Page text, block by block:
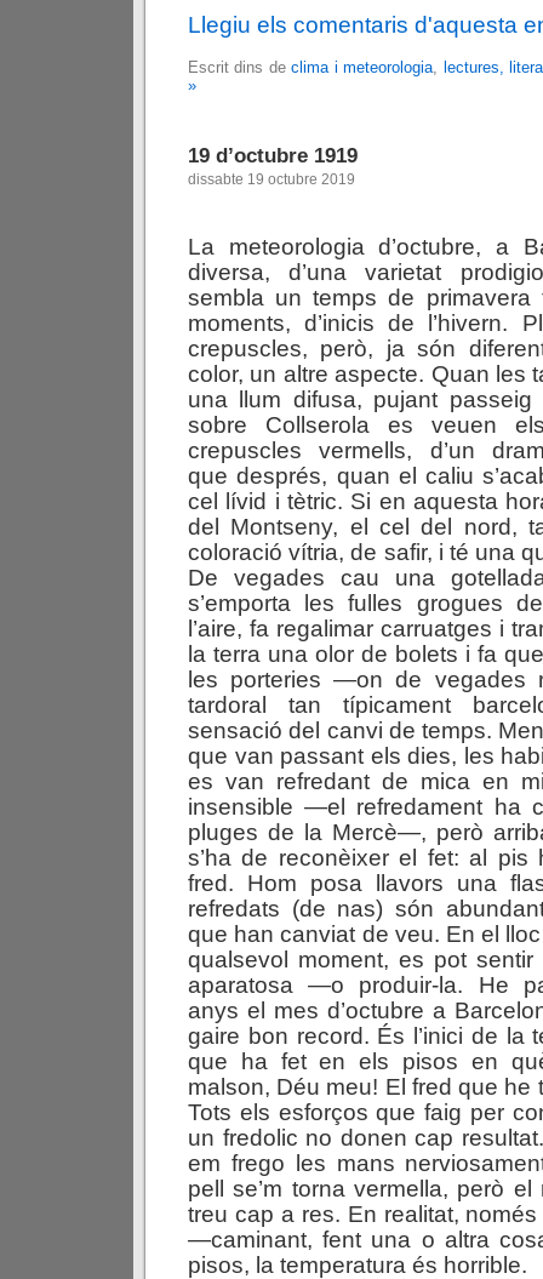
Llegiu els comentaris d'aquesta
Escrit dins declima i meteorologia, lectures,
»
19 d’octubre 1919
dissabte 19 octubre 2019
La meteorologia d’octubre, a
diversa, d’una varietat
sembla un temps de primavera
moments, d’inicis de
crepuscles, però, ja són
color, un altre aspecte. Quan les
una llum difusa, pujant passeig
sobre Collserola es veuen
crepuscles vermells, d’un
que després, quan el caliu
cel lívid i tètric. Si en aquesta
del Montseny, el cel del nord,
coloració vítria, de safir, i té una
De vegades cau una
s’emporta les fulles grogues
l’aire, fa regalimar carruatges i
la terra una olor de bolets i fa
les porteries —on de vegades
tardoral tan típicament
sensació del canvi de temps.
que van passant els dies, les
es van refredant de mica en
insensible —el refredament ha
pluges de la Mercè—, però
s’ha de reconèixer el fet: al
fred. Hom posa llavors una
refredats (de nas) són
que han canviat de veu. En el
qualsevol moment, es pot
aparatosa —o produir-la. He
anys el mes d’octubre a
gaire bon record. És l’inici de la
que ha fet en els pisos en
malson, Déu meu! El fred que he
Tots els esforços que faig per
un fredolic no donen cap
em frego les mans
pell se’m torna vermella, però
treu cap a res. En realitat, només
—caminant, fent una o altra
pisos, la temperatura és horrible.